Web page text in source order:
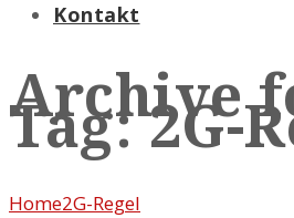
Kontakt
Archive
Tag: 2G-
Home2G-Regel